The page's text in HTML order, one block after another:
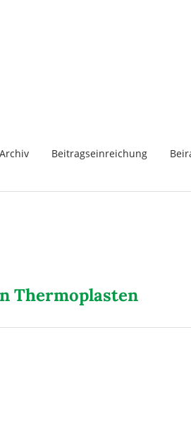
Archiv Beitragseinreichung
Thermoplasten